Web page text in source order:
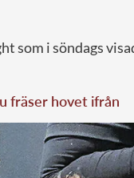
som i söndags
fräser hovet ifrån